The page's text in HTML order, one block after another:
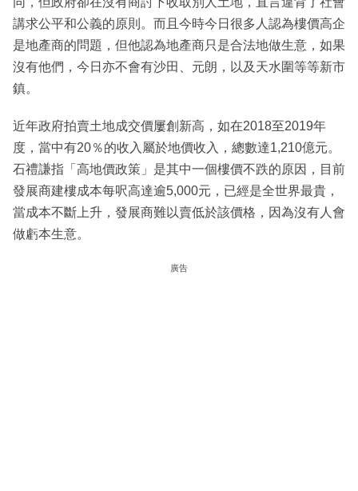
講求公平和公義的原則。而且今時今日很多人認為樓價高企
是地產商的問題，但他認為地產商只是合法地做生意，如果
沒有他們，今日亦不會有沙田、元朗，以及天水圍等等新市
鎮。
近年政府拍賣土地成交價屢創新高，如在2018至2019年
度，當中有20％的收入屬於地價收入，總數達1,210億元。
石禮謙指「高地價政策」是其中一個樓價不跌的原因，目前
發展商建樓成本每呎高達逾5,000元，已經是全世界最貴，
當成本不斷上升，發展商難以賣低於該價格，因為沒有人會
做虧本生意。
廣告